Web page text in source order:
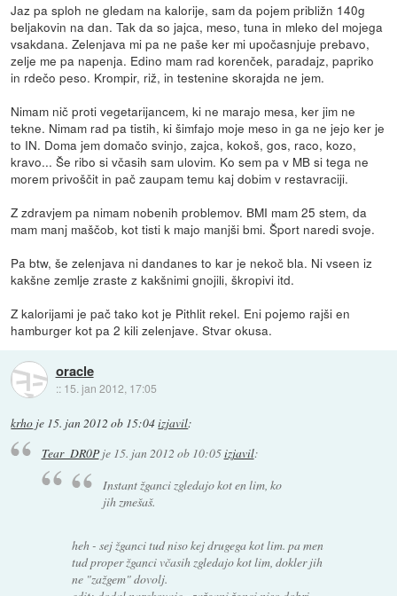
Jaz pa sploh ne gledam na kalorije, sam da pojem približn 140g
beljakovin na dan. Tak da so jajca, meso, tuna in mleko del mojega
vsakdana. Zelenjava mi pa ne paše ker mi upočasnjuje prebavo,
zelje me pa napenja. Edino mam rad korenček, paradajz, papriko
in rdečo peso. Krompir, riž, in testenine skorajda ne jem.
Nimam nič proti vegetarijancem, ki ne marajo mesa, ker jim ne
tekne. Nimam rad pa tistih, ki šimfajo moje meso in ga ne jejo ker je
to IN. Doma jem domačo svinjo, zajca, kokoš, gos, raco, kozo,
kravo... Še ribo si včasih sam ulovim. Ko sem pa v MB si tega ne
morem privoščit in pač zaupam temu kaj dobim v restavraciji.
Z zdravjem pa nimam nobenih problemov. BMI mam 25 stem, da
mam manj maščob, kot tisti k majo manjši bmi. Šport naredi svoje.
Pa btw, še zelenjava ni dandanes to kar je nekoč bla. Ni vseen iz
kakšne zemlje zraste z kakšnimi gnojili, škropivi itd.
Z kalorijami je pač tako kot je Pithlit rekel. Eni pojemo rajši en
hamburger kot pa 2 kili zelenjave. Stvar okusa.
oracle
:: 15. jan 2012, 17:05
krho je 15. jan 2012 ob 15:04izjavil:
Tear_DR0Pje 15. jan 2012 ob 10:05izjavil:
Instant žganci zgledajo kot en lim, ko
jih zmešaš.
heh - sej žganci tud niso kej drugega kot lim. pa men
tud proper žganci včasih zgledajo kot lim, dokler jih
ne "zažgem" dovolj.